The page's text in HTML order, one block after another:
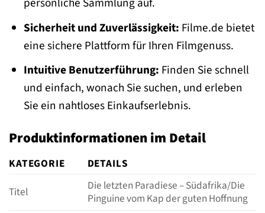
Sicherheit und Zuverlässigkeit: Filme.de bietet
eine sichere Plattform für Ihren Filmgenuss.
Intuitive Benutzerführung: Finden Sie schnell
und einfach, wonach Sie suchen, und erleben
Sie ein nahtloses Einkaufserlebnis.
Produktinformationen im Detail
KATEGORIE
DETAILS
Titel
Die letzten Paradiese – Südafrika/Die
Pinguine vom Kap der guten Hoffnung